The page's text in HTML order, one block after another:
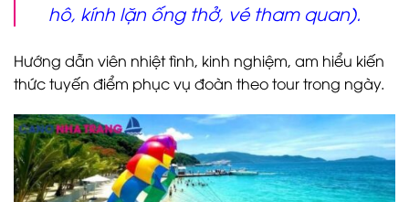
hô, kính lặn ống thở, vé tham quan).
Hướng dẫn viên nhiệt tình, kinh nghiệm, am hiểu kiến
thức tuyến điểm phục vụ đoàn theo tour trong ngày.